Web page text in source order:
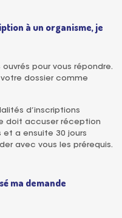
à un organisme, je
pour vous répondre.
dossier comme
d’inscriptions
doit accuser réception
et a ensuite 30 jours
avec vous les prérequis.
ma demande